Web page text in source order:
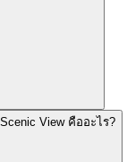
View คืออะไร?